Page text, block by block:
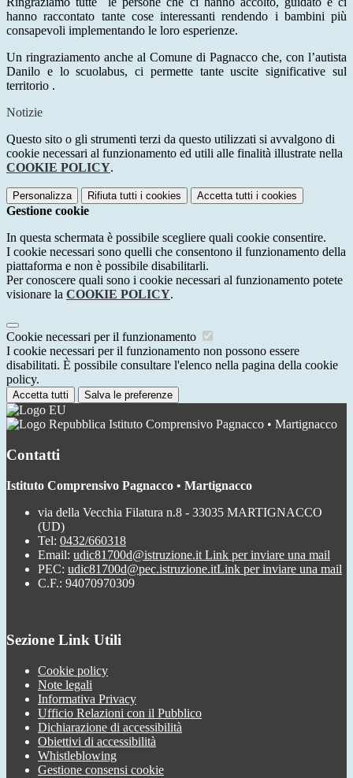
hanno raccontato tante cose interessanti rendendo i bambini più
consapevoli implementando le loro esperienze.
Un ringraziamento anche al Comune di Pagnacco che, con l’autista
Danilo e lo scuolabus, ci permette tante uscite significative sul
territorio .
Notizie
Questo sito o gli strumenti terzi da questo utilizzati si avvalgono di
cookie necessari al funzionamento ed utili alle finalità illustrate nella
COOKIE POLICY.
Personalizza Rifiuta tutti i cookies Accetta tutti i cookies
Gestione cookie
In questa schermata è possibile scegliere quali cookie consentire.
I cookie necessari sono quelli che consentono il funzionamento della
piattaforma e non è possibile disabilitarli.
Per conoscere quali sono i cookie necessari al funzionamento potete
visionare la COOKIE POLICY.
Cookie necessari per il funzionamento
I cookie necessari per il funzionamento non possono essere
disabilitati. È possibile consultare l'elenco nella pagina della cookie
policy.
Accetta tutti Salva le preferenze
Istituto Comprensivo Pagnacco • Martignacco
Contatti
Istituto Comprensivo Pagnacco • Martignacco
via della Vecchia Filatura n.8 - 33035 MARTIGNACCO
(UD)
Tel: 0432/660318
Email: udic81700d@istruzione.it Link per inviare una mail
PEC: udic81700d@pec.istruzione.itLink per inviare una mail
C.F.: 94070970309
Sezione Link Utili
Cookie policy
Note legali
Informativa Privacy
Ufficio Relazioni con il Pubblico
Dichiarazione di accessibilità
Obiettivi di accessibilità
Whistleblowing
Gestione consensi cookie